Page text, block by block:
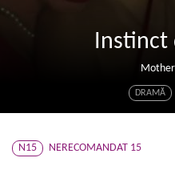
Instinct
DRAMĂ
N15
NERECOMANDAT 15